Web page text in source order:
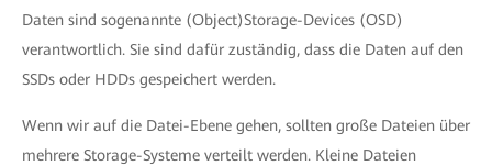
Daten sind sogenannte (Object)Storage-Devices (OSD)
verantwortlich. Sie sind dafür zuständig, dass die Daten auf den
SSDs oder HDDs gespeichert werden.
Wenn wir auf die Datei-Ebene gehen, sollten große Dateien über
mehrere Storage-Systeme verteilt werden. Kleine Dateien